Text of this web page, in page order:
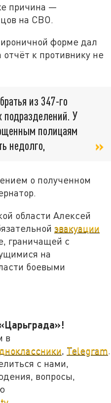
причина —
на СВО.
форме дал
к противнику не
из 347-го
подразделений. У
полицаям
недолго,
о полученном
области Алексей
эвакуации
граничащей с
на
боевыми
в
, Telegram.
с нами,
вопросы,